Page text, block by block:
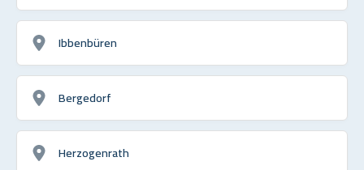
Ibbenbüren
Bergedorf
Herzogenrath